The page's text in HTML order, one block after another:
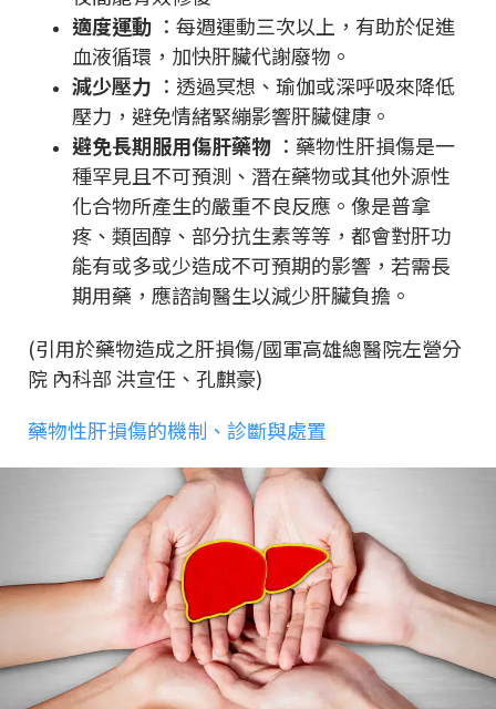
適度運動 ：每週運動三次以上，有助於促進
血液循環，加快肝臟代謝廢物。
減少壓力 ：透過冥想、瑜伽或深呼吸來降低
壓力，避免情緒緊繃影響肝臟健康。
避免長期服用傷肝藥物 ：藥物性肝損傷是一
種罕見且不可預測、潛在藥物或其他外源性
化合物所產生的嚴重不良反應。像是普拿
疼、類固醇、部分抗生素等等，都會對肝功
能有或多或少造成不可預期的影響，若需長
期用藥，應諮詢醫生以減少肝臟負擔。
(引用於藥物造成之肝損傷/國軍高雄總醫院左營分
院 內科部 洪宣任、孔麒豪)
藥物性肝損傷的機制、診斷與處置